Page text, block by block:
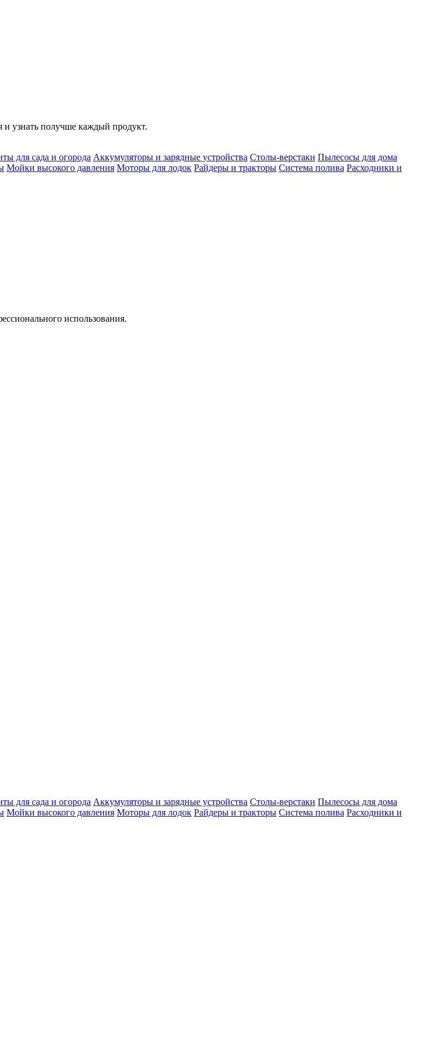
и узнать получше каждый продукт.
для сада и огорода Аккумуляторы и зарядные устройства Столы-верстаки Пылесосы для дома
Мойки высокого давления Моторы для лодок Райдеры и тракторы Система полива Расходники и
использования.
для сада и огорода Аккумуляторы и зарядные устройства Столы-верстаки Пылесосы для дома
Мойки высокого давления Моторы для лодок Райдеры и тракторы Система полива Расходники и